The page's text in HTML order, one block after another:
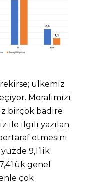
ülkemiz
Moralimizi
birçok badire
ile ilgili yazılan
etmesini
9,1’lik
genel
çok